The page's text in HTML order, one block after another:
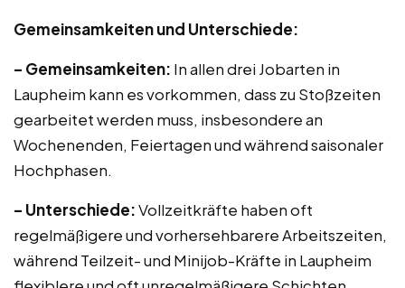
Gemeinsamkeiten und Unterschiede:
– Gemeinsamkeiten: In allen drei Jobarten in
Laupheim kann es vorkommen, dass zu Stoßzeiten
gearbeitet werden muss, insbesondere an
Wochenenden, Feiertagen und während saisonaler
Hochphasen.
– Unterschiede:Vollzeitkräfte haben oft
regelmäßigere und vorhersehbarere Arbeitszeiten,
während Teilzeit- und Minijob-Kräfte in Laupheim